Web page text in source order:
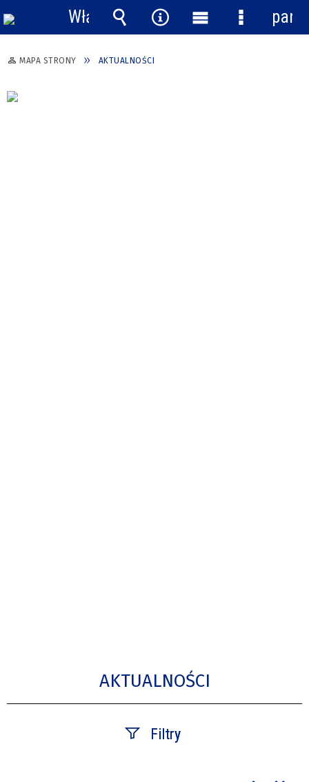
MAPA STRONY AKTUALNOŚCI
AKTUALNOŚCI
Filtry
Włącz
powiadomienia
Wyszukiwarka
Narzędzia
MenuMenu
panel